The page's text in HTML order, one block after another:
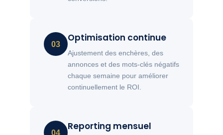
03
Optimisation continue
Ajustement des enchères, des
annonces et des mots-clés négatifs
chaque semaine pour améliorer
continuellement le ROI.
04
Reporting mensuel